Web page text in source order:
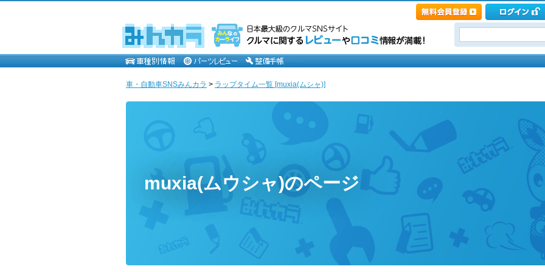
車・自動車SNSみんカラ > ラップタイム一覧 [muxia(ムシャ)]
muxia(ムウシャ)のページ